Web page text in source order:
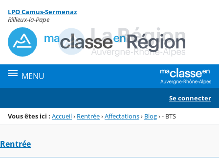
Menu de la rubrique
Contenu
LPO Camus-Sermenaz
Rillieux-la-Pape
MENU
Se connecter
Vous êtes ici : Accueil› Rentrée›Affectations› Blog›- BTS
Rentrée